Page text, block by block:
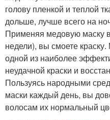
голову пленкой и теплой
дольше, лучше всего на
Применяя медовую маску
недели), вы смоете
одной из наиболее
неудачной краски и
Пользуясь народными
маски каждый день, вы
волосам их нормальный